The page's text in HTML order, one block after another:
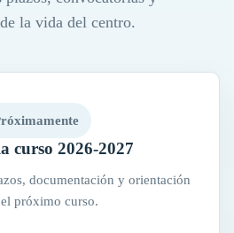
la vida del centro.
curso 2026-2027
documentación y orientación
próximo curso.